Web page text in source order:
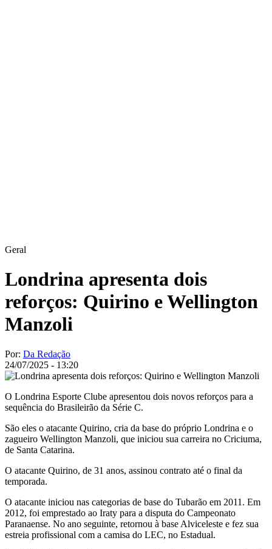
Geral
Londrina apresenta dois
reforços: Quirino e Wellington
Manzoli
Por: Da Redação
24/07/2025 - 13:20
O Londrina Esporte Clube apresentou dois novos reforços para a
sequência do Brasileirão da Série C.
São eles o atacante Quirino, cria da base do próprio Londrina e o
zagueiro Wellington Manzoli, que iniciou sua carreira no Criciuma,
de Santa Catarina.
O atacante Quirino, de 31 anos, assinou contrato até o final da
temporada.
O atacante iniciou nas categorias de base do Tubarão em 2011. Em
2012, foi emprestado ao Iraty para a disputa do Campeonato
Paranaense. No ano seguinte, retornou à base Alviceleste e fez sua
estreia profissional com a camisa do LEC, no Estadual.